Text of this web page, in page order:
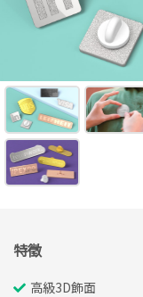
特徵
高級3D飾面